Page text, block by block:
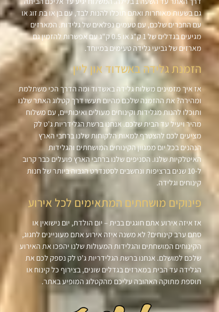
גם בשעות מאוחרות ואתם תוכלו להנות לבד, עם בן או בת זוג או
עם החברים שלכם, עם טעמים נפלאים של גלידות. המארזים
מגיעים בגדלים של 1 ק"ג או 0.5 ק"ג עם אפשרות להזמין גם
מארזים של גביעי גלידה טעימים במיוחד.
הזמנת גלידה באשדוד און ליין
אז איך מזמינים משלוח גלידה באשדוד ומה הדרך הכי משתלמת
ומהירה? את ההזמנה שלכם מהיום תעשו דרך קטלוג האתר שלנו
ותוכלו להנות מגלידות וקינוחים מעולים ואיכותיים, עם משלוח
מהיר ויעיל עד הבית שלכם. אנחנו ברשת הגלידריות ג'ט לק
מציעים לכם להצטרף למאות הלקוחות שלנו ברחבי הארץ
הנהנים בכל יום ממגוון הקינוחים המושחתים והגלידות
האיטלקיות שלנו. הסניפים שלנו ברחבי הארץ פועלים כבר קרוב
ל-10 שנים ברציפות ונחשבים לסטנדרט הגבוה ביותר של חנות
קינוחים וגלידה.
פינוקים מושחתים המתאימים לכל אירוע
אז איזה אירוע אתם חוגגים בבית – יום הולדת, יום נישואין או
סתם ערב קינוחים? לא משנה איזה אירוע אתם מעוניינים לחגוג,
הקינוחים המושחתים והגלידות המעולות שלנו יהפכו את האירוע
שלכם למושלם. אנחנו ברשת הגלידריות ג'ט לק נספק לכם את
הגלידה עד הבית במארזים בגדלים שונים, בצירוף כל קינוח או
תוספת מתוקה האהובה עליכם מהקטלוג המופיע באתר.